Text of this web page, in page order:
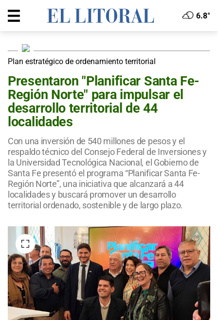
6.8°
Plan estratégico de ordenamiento territorial
Presentaron "Planificar Santa Fe-
Región Norte" para impulsar el
desarrollo territorial de 44
localidades
Con una inversión de 540 millones de pesos y el
respaldo técnico del Consejo Federal de Inversiones y
la Universidad Tecnológica Nacional, el Gobierno de
Santa Fe presentó el programa “Planificar Santa Fe-
Región Norte”, una iniciativa que alcanzará a 44
localidades y buscará promover un desarrollo
territorial ordenado, sostenible y de largo plazo.